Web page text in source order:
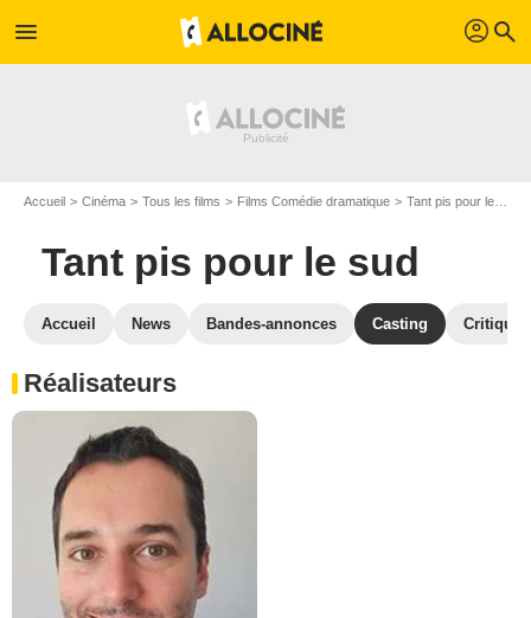
menu profil search
Accueil Cinéma Tous les films Films Comédie dramatique Tant pis pour le sud
Tant pis pour le sud
Accueil News Bandes-annonces Casting
Réalisateurs